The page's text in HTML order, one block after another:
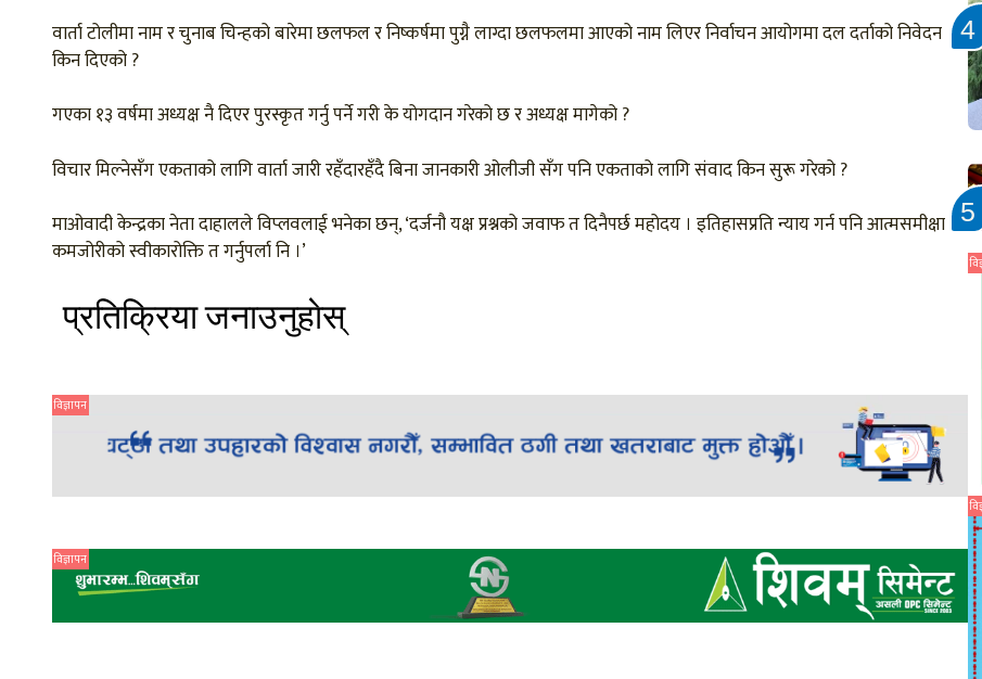
वार्ता टोलीमा नाम र चुनाब चिन्हको बारेमा छलफल र निष्कर्षमा पुग्नै लाग्दा छलफलमा आएको नाम लिएर निर्वाचन आयोगमा दल दर्ताको निवेदन
किन दिएको ?
गएका १३ वर्षमा अध्यक्ष नै दिएर पुरस्कृत गर्नु पर्ने गरी के योगदान गरेको छ र अध्यक्ष मागेको ?
विचार मिल्नेसँग एकताको लागि वार्ता जारी रहँदारहँदै बिना जानकारी ओलीजी सँग पनि एकताको लागि संवाद किन सुरू गरेको ?
माओवादी केन्द्रका नेता दाहालले विप्लवलाई भनेका छन्, ‘दर्जनौ यक्ष प्रश्नको जवाफ त दिनैपर्छ महोदय । इतिहासप्रति न्याय गर्न पनि आत्मसमीक्षा र
कमजोरीको स्वीकारोक्ति त गर्नुपर्ला नि ।’
प्रतिक्रिया जनाउनुहाेस्
विज्ञापन
विज्ञापन